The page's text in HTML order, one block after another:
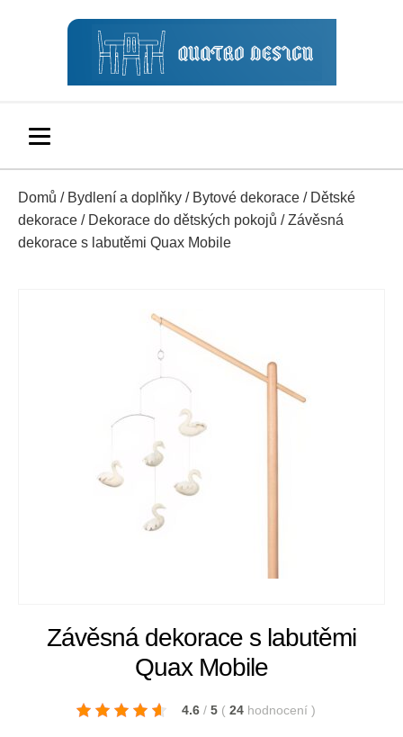
Domů / Bydlení a doplňky / Bytové dekorace / Dětské
dekorace / Dekorace do dětských pokojů / Závěsná
dekorace s labutěmi Quax Mobile
Závěsná dekorace s labutěmi
Quax Mobile
4.6 / 5 ( 24 hodnocení )